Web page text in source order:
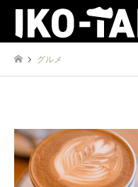
グルメ